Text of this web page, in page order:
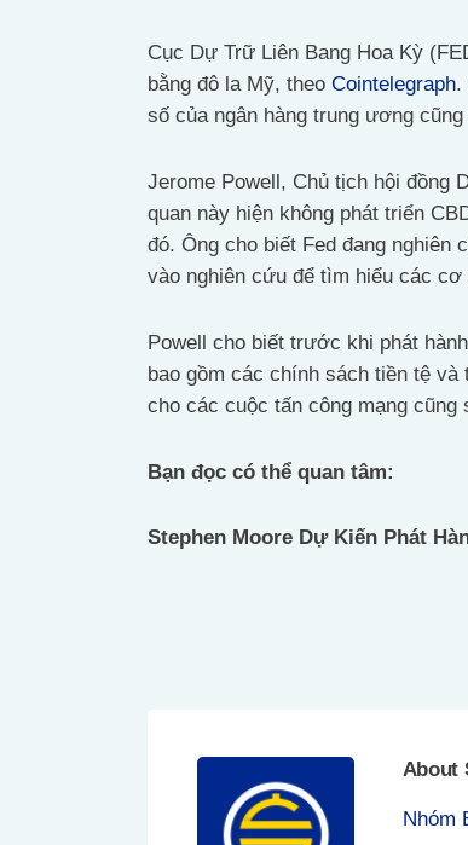
Cục Dự Trữ Liên Bang Hoa Kỳ
bằng đô la Mỹ, theo Cointelegraph.
số của ngân hàng trung ương
Jerome Powell, Chủ tịch hội đồng
quan này hiện không phát triển
đó. Ông cho biết Fed đang nghiên
vào nghiên cứu để tìm hiểu các cơ
Powell cho biết trước khi phát
bao gồm các chính sách tiền tệ và
cho các cuộc tấn công mạng
Bạn đọc có thể quan tâm:
Stephen Moore Dự Kiến Phát
About
Nhóm